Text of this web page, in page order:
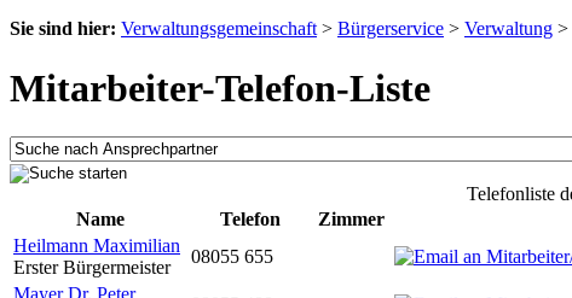
Sie sind hier: Verwaltungsgemeinschaft > Bürgerservice > Verwaltung >
Mitarbeiter-Telefon-Liste
Telefonliste
Name
Telefon Zimmer
Heilmann Maximilian
Erster Bürgermeister
08055 655
Mayer Dr. Peter